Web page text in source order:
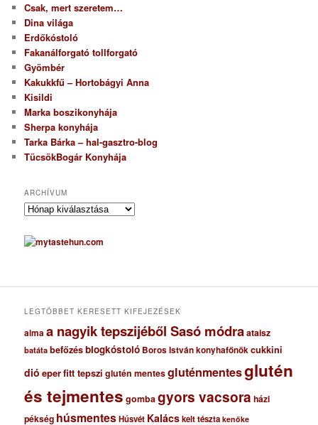
Csak, mert szeretem…
Dina világa
Erdőkóstoló
Fakanálforgató tollforgató
Gyömbér
Kakukkfű – Hortobágyi Anna
Kisildi
Marka boszikonyhája
Sherpa konyhája
Tarka Bárka – hal-gasztro-blog
TücsökBogár Konyhája
ARCHÍVUM
A
c
h
u
LEGTÖBBET KERESETT KIFEJEZÉSEK
almaa nagyik tepszijéből Sasó módraataisz
batáta befőzésblogkóstoló Boros István konyhafőnökcukkini
dió eperfitt tepszi glutén mentesgluténmentesglutén
és tejmentes gombagyors vacsora házi
pékség húsmentesHúsvét Kalácskelt tészta kenőke